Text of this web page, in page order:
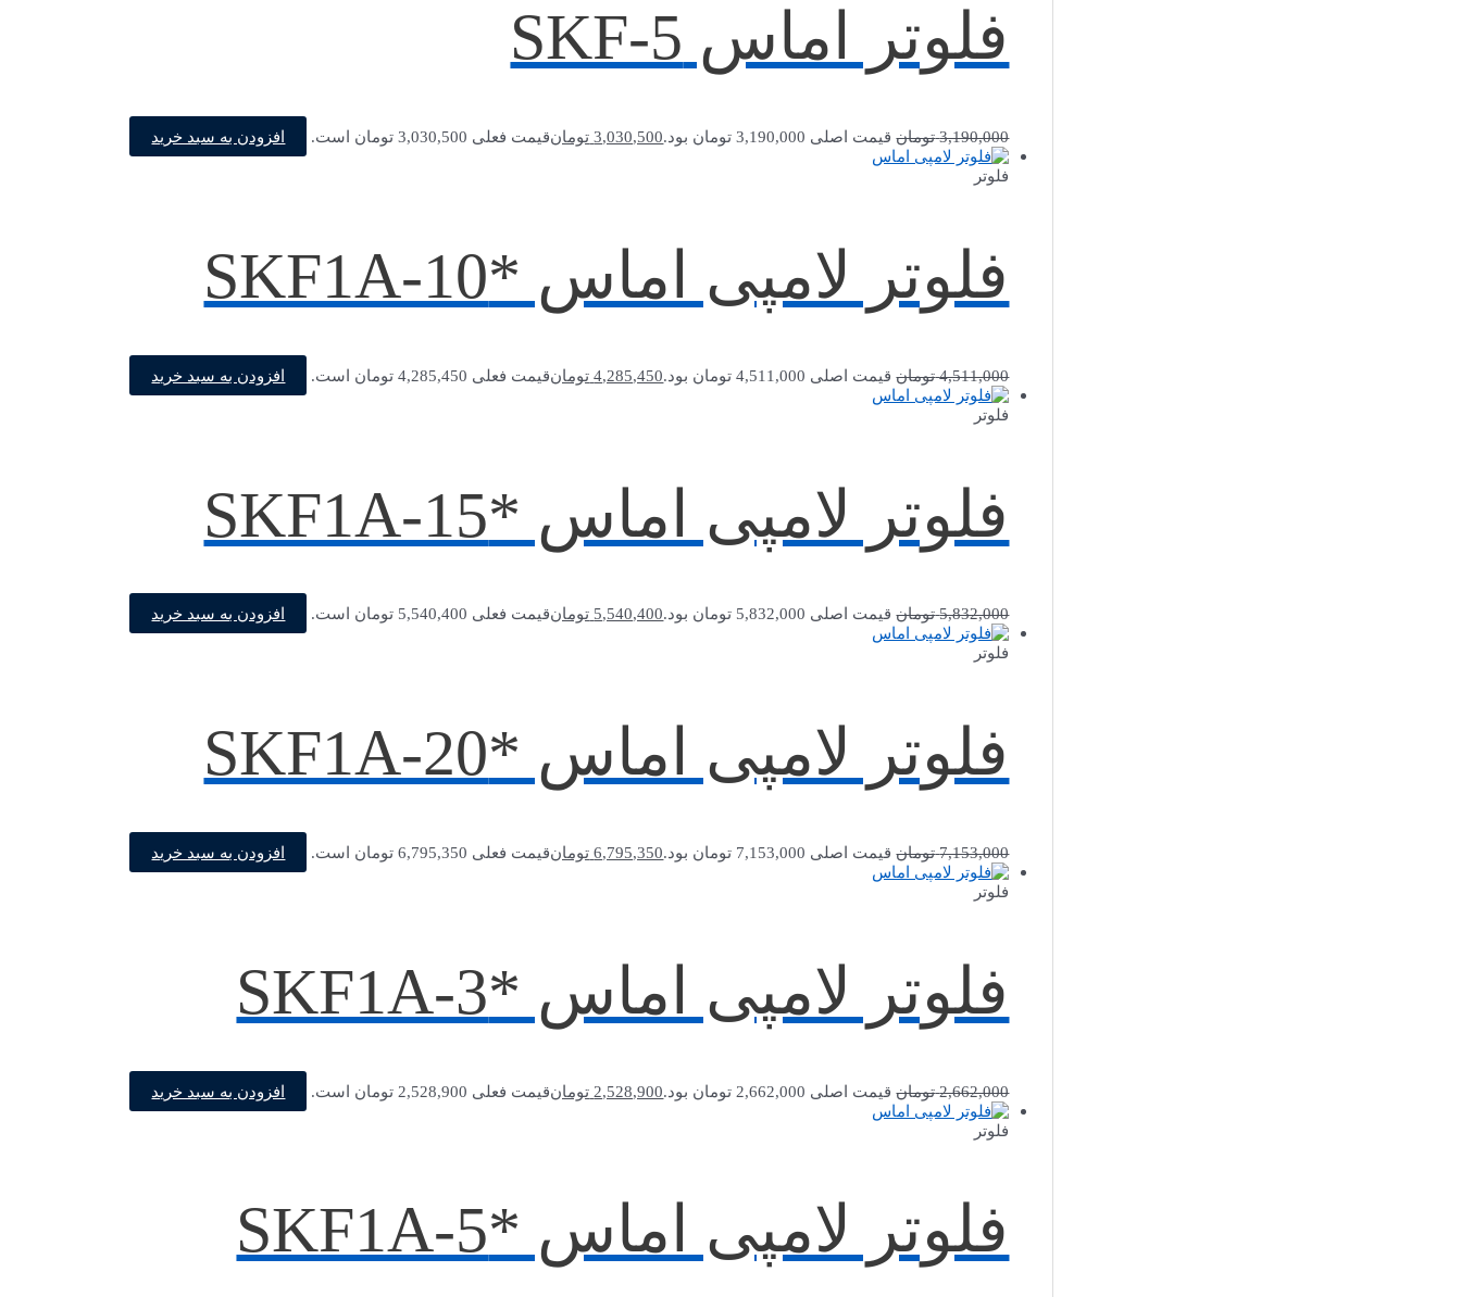
فلوتر اماس SKF-5
3,190,000 تومان قیمت اصلی 3,190,000 تومان بود. 3,030,500 تومانقیمت فعلی 3,030,500 تومان است. افزودن به سبد خرید
فلوتر
فلوتر لامپی اماس *SKF1A-10
4,511,000 تومان قیمت اصلی 4,511,000 تومان بود. 4,285,450 تومانقیمت فعلی 4,285,450 تومان است. افزودن به سبد خرید
فلوتر
فلوتر لامپی اماس *SKF1A-15
5,832,000 تومان قیمت اصلی 5,832,000 تومان بود. 5,540,400 تومانقیمت فعلی 5,540,400 تومان است. افزودن به سبد خرید
فلوتر
فلوتر لامپی اماس *SKF1A-20
7,153,000 تومان قیمت اصلی 7,153,000 تومان بود. 6,795,350 تومانقیمت فعلی 6,795,350 تومان است. افزودن به سبد خرید
فلوتر
فلوتر لامپی اماس *SKF1A-3
2,662,000 تومان قیمت اصلی 2,662,000 تومان بود. 2,528,900 تومانقیمت فعلی 2,528,900 تومان است. افزودن به سبد خرید
فلوتر
فلوتر لامپی اماس *SKF1A-5